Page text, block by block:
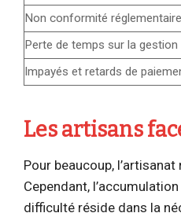
Non conformité réglementaire
Perte de temps sur la gestion
Impayés et retards de
Les artisans
Pour beaucoup,
Cependant,
difficulté réside dans la